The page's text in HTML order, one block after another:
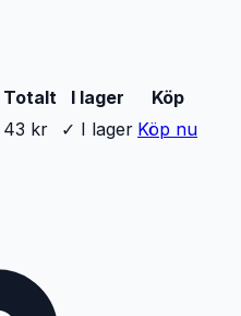
Totalt I lager
Köp
43 kr ✓ I lager Köp nu